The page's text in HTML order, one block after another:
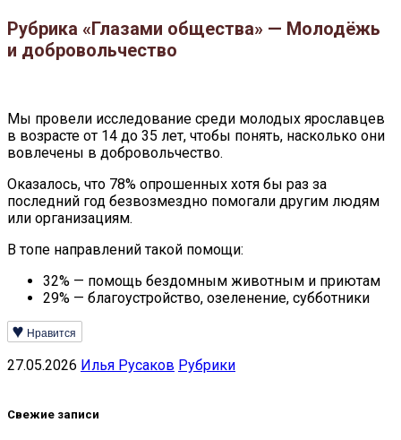
Рубрика «Глазами общества» — Молодёжь
и добровольчество
Мы провели исследование среди молодых ярославцев
в возрасте от 14 до 35 лет, чтобы понять, насколько они
вовлечены в добровольчество.
Оказалось, что 78% опрошенных хотя бы раз за
последний год безвозмездно помогали другим людям
или организациям.
В топе направлений такой помощи:
32% — помощь бездомным животным и приютам
29% — благоустройство, озеленение, субботники
Нравится
27.05.2026 Илья Русаков Рубрики
Свежие записи